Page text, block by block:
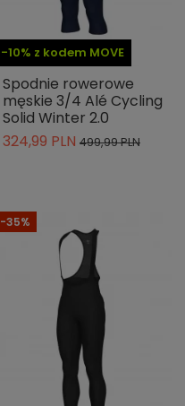
-10% z kodem MOVE
Spodnie rowerowe
męskie 3/4 Alé Cycling
Solid Winter 2.0
324,99 PLN 499,99 PLN
-35%